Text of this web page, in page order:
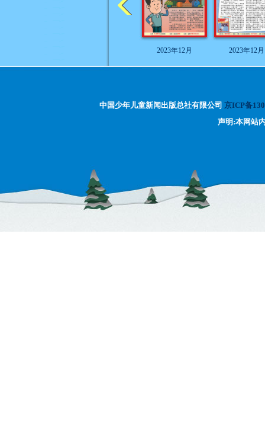
2023年12月 2023年12月
中国少年儿童新闻出版总社有限公司 京ICP备
声明:本网站